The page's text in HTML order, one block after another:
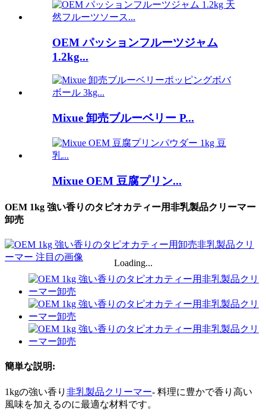
OEM パッションフルーツジャム
1.2kg...
Mixue 卸売ブルーベリー P...
Mixue OEM 豆腐プリン...
OEM 1kg 強い香りのタピオカティー用非乳製品クリーマー
卸売
Loading...
簡単な説明:
1kgの強い香り 非乳製品クリーマー- 料理に豊かで香り高い
風味を加えるのに最適な材料です。